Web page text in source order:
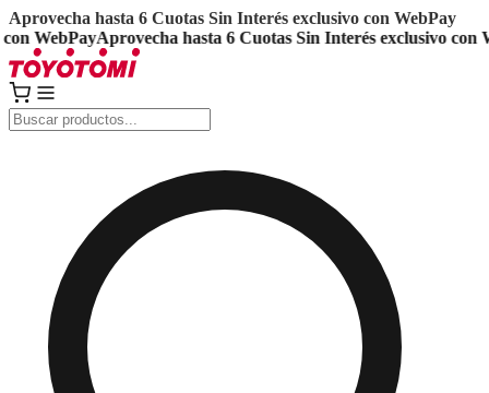
Aprovecha hasta 6 Cuotas Sin Interés exclusivo con WebPay
WebPayAprovecha hasta 6 Cuotas Sin Interés exclusivo con